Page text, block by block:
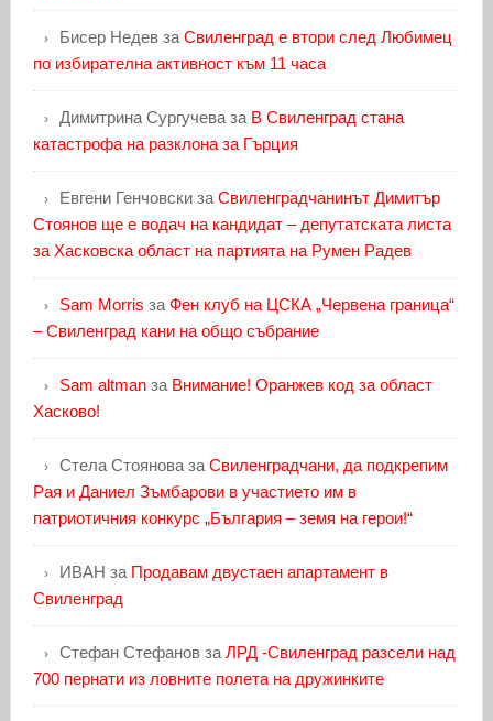
Бисер Недевза Свиленград е втори след Любимец
по избирателна активност към 11 часа
Димитрина Сургучеваза В Свиленград стана
катастрофа на разклона за Гърция
Евгени Генчовскиза Свиленградчанинът Димитър
Стоянов ще е водач на кандидат – депутатската листа
за Хасковска област на партията на Румен Радев
Sam Morris за Фен клуб на ЦСКА „Червена граница“
– Свиленград кани на общо събрание
Sam altmanза Внимание! Оранжев код за област
Хасково!
Стела Стояноваза Свиленградчани, да подкрепим
Рая и Даниел Зъмбарови в участието им в
патриотичния конкурс „България – земя на герои!“
ИВАН за Продавам двустаен апартамент в
Свиленград
Стефан Стефановза ЛРД -Свиленград разсели над
700 пернати из ловните полета на дружинките